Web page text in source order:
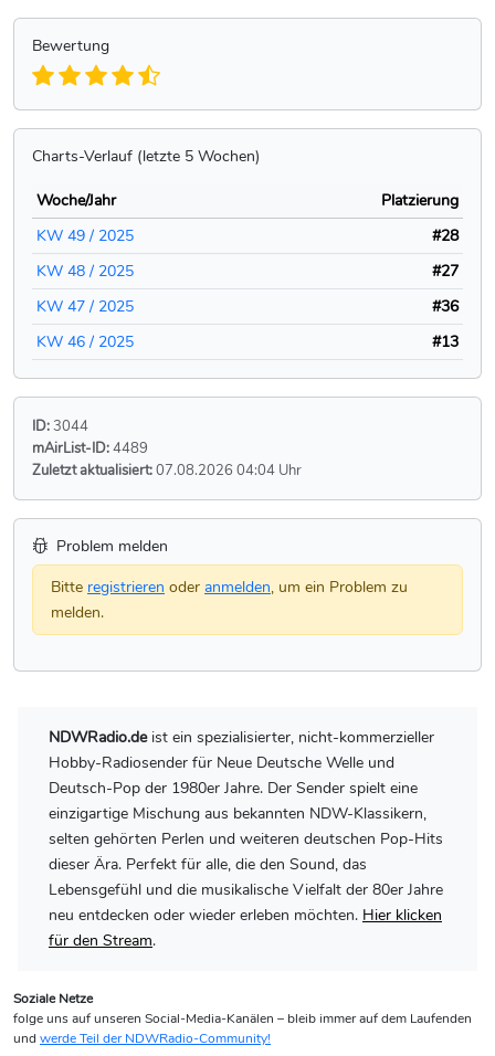
Bewertung
Charts-Verlauf (letzte 5 Wochen)
Woche/Jahr
Platzierung
KW 49 / 2025
#28
KW 48 / 2025
#27
KW 47 / 2025
#36
KW 46 / 2025
#13
ID:3044
mAirList-ID:4489
Zuletzt aktualisiert:07.08.2026 04:04 Uhr
Problem melden
Bitte registrieren oder anmelden, um ein Problem zu
melden.
NDWRadio.deist ein spezialisierter, nicht-kommerzieller
Hobby-Radiosender für Neue Deutsche Welle und
Deutsch-Pop der 1980er Jahre. Der Sender spielt eine
einzigartige Mischung aus bekannten NDW-Klassikern,
selten gehörten Perlen und weiteren deutschen Pop-Hits
dieser Ära. Perfekt für alle, die den Sound, das
Lebensgefühl und die musikalische Vielfalt der 80er Jahre
neu entdecken oder wieder erleben möchten. Hier klicken
für den Stream.
Soziale Netze
folge uns auf unseren Social-Media-Kanälen – bleib immer auf dem Laufenden
und werde Teil der NDWRadio-Community!